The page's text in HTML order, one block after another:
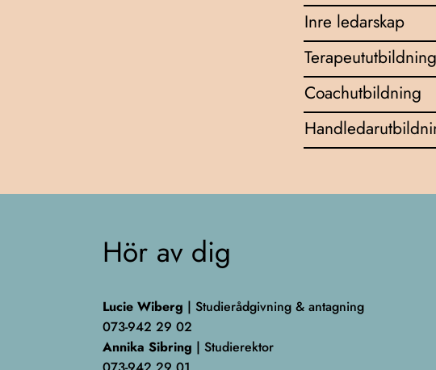
Inre ledarskap
Terapeututbildning
Coachutbildning
Hör av dig
Lucie Wiberg | Studierådgivning & antagning
073-942 29 02
Annika Sibring | Studierektor